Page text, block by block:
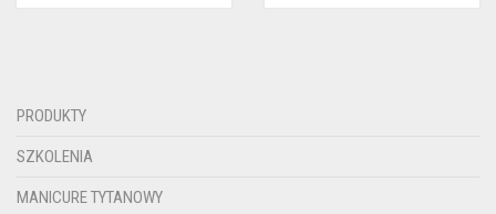
PRODUKTY
SZKOLENIA
MANICURE TYTANOWY